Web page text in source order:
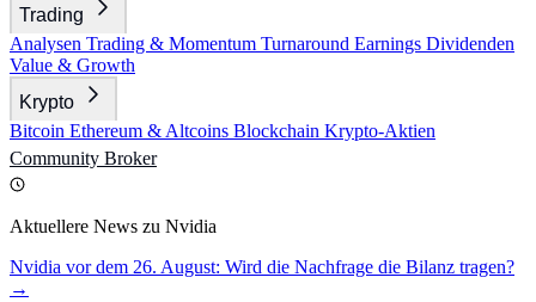
Trading
Analysen Trading & Momentum Turnaround Earnings Dividenden
Value & Growth
Krypto
Bitcoin Ethereum & Altcoins Blockchain Krypto-Aktien
Community Broker
Aktuellere News zu Nvidia
Nvidia vor dem 26. August: Wird die Nachfrage die Bilanz tragen?
→